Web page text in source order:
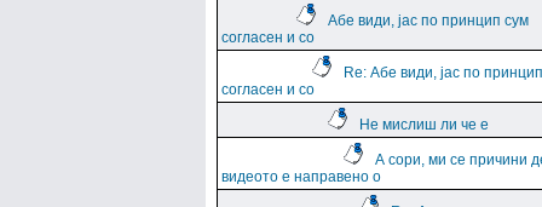
Абе види, јас по принцип сум
согласен и со
Re: Абе види, јас по
согласен и со
Не мислиш ли че е
А сори, ми се причини
видеото е направено о